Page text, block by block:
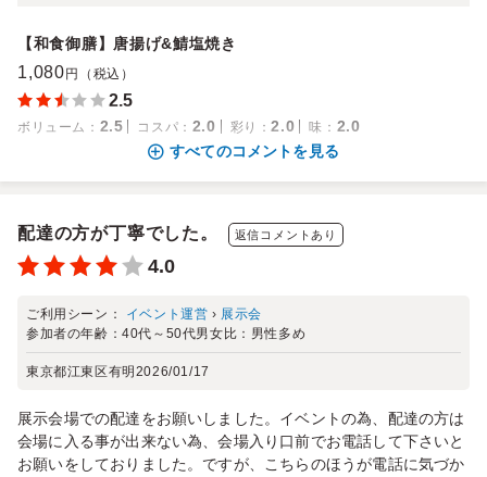
【和食御膳】唐揚げ&鯖塩焼き
1,080 円（税込）
2.5
ボリューム ： 2.5 コスパ ： 2.0 彩り ：2.0 味 ： 2.0
すべてのコメントを見る
配達の方が丁寧でした。 返信コメントあり
4.0
ご利用シーン： イベント運営 › 展示会
参加者の年齢：40代～50代男女比： 男性多め
東京都江東区有明 2026/01/17
展示会場での配達をお願いしました。イベントの為、配達の方は
会場に入る事が出来ない為、会場入り口前でお電話して下さいと
お願いをしておりました。ですが、こちらのほうが電話に気づか